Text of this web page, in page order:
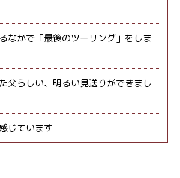
なかで「最後のツーリング」をしま
父らしい、明るい見送りができまし
じています